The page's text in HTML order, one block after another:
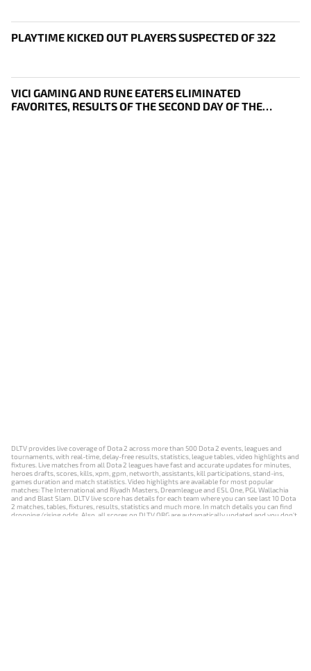
PLAYTIME KICKED OUT PLAYERS SUSPECTED OF 322
VICI GAMING AND RUNE EATERS ELIMINATED
FAVORITES, RESULTS OF THE SECOND DAY OF THE
DLTV provides live coverage of Dota 2 across more than 500 Dota 2 events, leagues and
tournaments, with real-time, delay-free results, statistics, league tables, video highlights and
fixtures. Live matches from all Dota 2 leagues have fast and accurate updates for minutes,
heroes drafts, scores, kills, xpm, gpm, networth, assistants, kill participations, stand-ins,
games duration and match statistics. Video highlights are available for most popular
matches: The International and Riyadh Masters, Dreamleague and ESL One, PGL Wallachia
and and Blast Slam. DLTV live score has details for each team where you can see last 10 Dota
2 matches, tables, fixtures, results, statistics and much more. In match details you can find
dropping/rising odds. Also, all scores on DLTV.ORG are automatically updated and you don't